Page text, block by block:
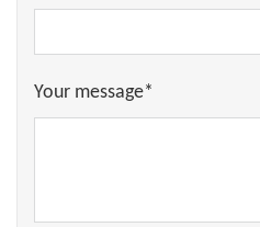
Your message*